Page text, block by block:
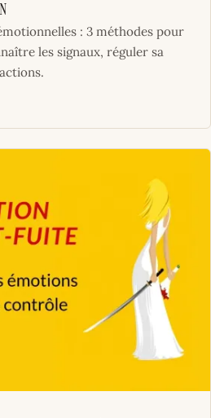
: 3 méthodes pour
les signaux, réguler sa